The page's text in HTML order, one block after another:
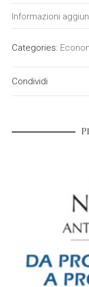
Informazioni
Tipo
ISBN
Data di
13,5 x 21 cm
Confezione
Brossura con
Categories:
Condividi